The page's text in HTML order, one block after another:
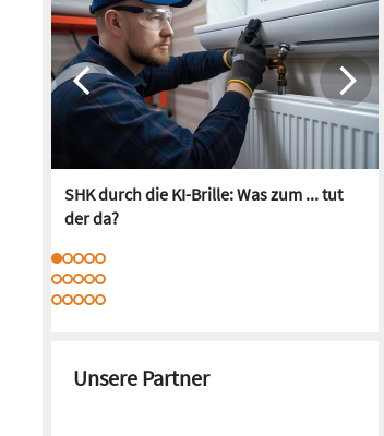
SHK durch die KI-Brille: Was zum ... tut
der da?
Unsere Partner